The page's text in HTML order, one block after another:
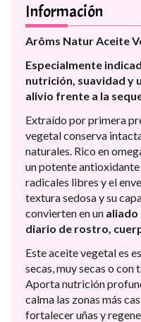
Información
Arôms Natur Aceite
Especialmente
nutrición, suavidad y
alivio frente a la
Extraído por primera
vegetal conserva
naturales. Rico en
un potente
radicales libres y el
textura sedosa y su
convierten en un aliado
diario de rostro,
Este aceite vegetal es
secas, muy secas o con
Aporta nutrición
calma las zonas más
fortalecer uñas y